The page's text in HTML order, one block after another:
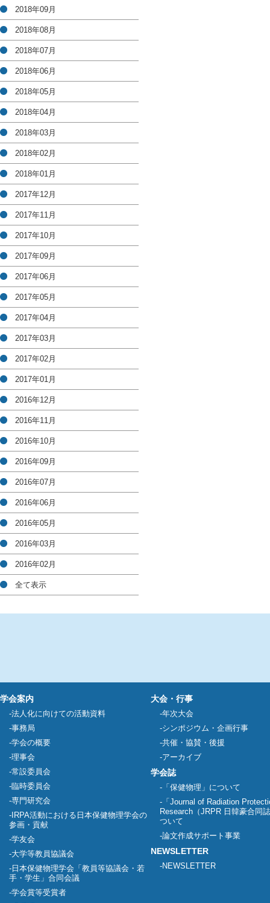
2018年09月
2018年08月
2018年07月
2018年06月
2018年05月
2018年04月
2018年03月
2018年02月
2018年01月
2017年12月
2017年11月
2017年10月
2017年09月
2017年06月
2017年05月
2017年04月
2017年03月
2017年02月
2017年01月
2016年12月
2016年11月
2016年10月
2016年09月
2016年07月
2016年06月
2016年05月
2016年03月
2016年02月
全て表示
学会案内
法人化に向けての活動資料
事務局
学会の概要
理事会
常設委員会
臨時委員会
専門研究会
IRPA活動における日本保健物理学会の
参画・貢献
学友会
大学等教員協議会
日本保健物理学会「教員等協議会・若
手・学生」合同会議
学会賞等受賞者
大会・行事
年次大会
シンポジウム・企画行事
共催・協賛・後援
アーカイブ
学会誌
「保健物理」について
「Journal of Radiation
Research（JRPR 日韓豪合同
ついて
論文作成サポート事業
NEWSLETTER
NEWSLETTER